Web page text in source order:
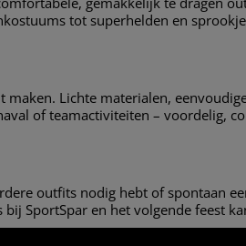
tot superhelden en
Lichte materialen,
of teamactiviteiten – voordelig,
outfits nodig hebt of spontaan
SportSpar en het volgende feest